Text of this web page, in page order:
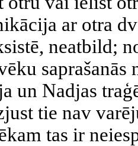
ar otra
neatbild;
saprašanās
un Nadjas
tie nav
tas ir